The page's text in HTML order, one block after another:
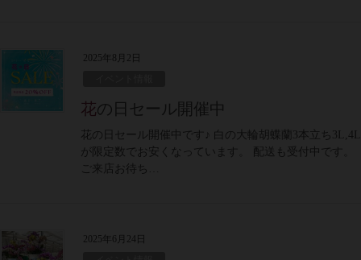
2025年8月2日
花の日セール開催中
花の日セール開催中です♪ 白の大輪胡蝶蘭3本立ち3L,4L
が限定数でお安くなっています。 配送も受付中です。
ご来店お待ち…
2025年6月24日